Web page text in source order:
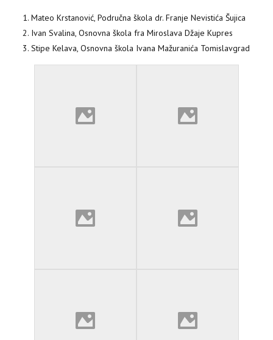
Mateo Krstanović, Područna škola dr. Franje Nevistića Šujica
Ivan Svalina, Osnovna škola fra Miroslava Džaje Kupres
Stipe Kelava, Osnovna škola Ivana Mažuranića Tomislavgrad